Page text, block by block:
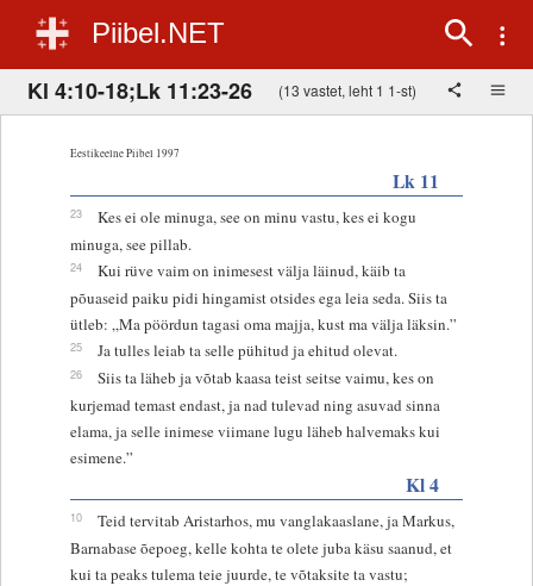
Piibel.NET
Kl 4:10-18;Lk 11:23-26 (13 vastet, leht 1 1-st)
Eestikeelne Piibel 1997
Lk 11
23
Kes ei ole minuga, see on minu vastu, kes ei kogu
minuga, see pillab.
24
Kui rüve vaim on inimesest välja läinud, käib ta
põuaseid paiku pidi hingamist otsides ega leia seda. Siis ta
ütleb: „Ma pöördun tagasi oma majja, kust ma välja läksin.”
25 Ja tulles leiab ta selle pühitud ja ehitud olevat.
26
Siis ta läheb ja võtab kaasa teist seitse vaimu, kes on
kurjemad temast endast, ja nad tulevad ning asuvad sinna
elama, ja selle inimese viimane lugu läheb halvemaks kui
esimene.”
Kl 4
10
Teid tervitab Aristarhos, mu vanglakaaslane, ja Markus,
Barnabase õepoeg, kelle kohta te olete juba käsu saanud, et
kui ta peaks tulema teie juurde, te võtaksite ta vastu;